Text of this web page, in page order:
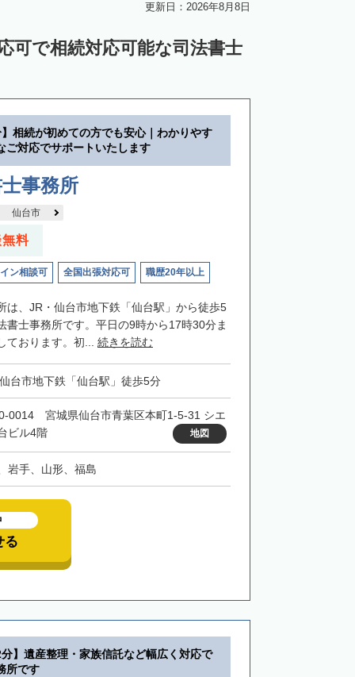
更新日：2026年8月8日
可で相続対応可能な司法書士
】相続が初めての方でも安心｜わかりやす
ご対応でサポートいたします
事務所
仙台市
料
ン相談可 全国出張対応可 職歴20年以上
は、JR・仙台市地下鉄「仙台駅」から徒歩5
書士事務所です。平日の9時から17時30分ま
ております。初... 続きを読む
台市地下鉄「仙台駅」徒歩5分
0014 宮城県仙台市青葉区本町1-5-31 シエ
ビル4階
地図
岩手、山形、福島
る
分】遺産整理・家族信託など幅広く対応で
所です